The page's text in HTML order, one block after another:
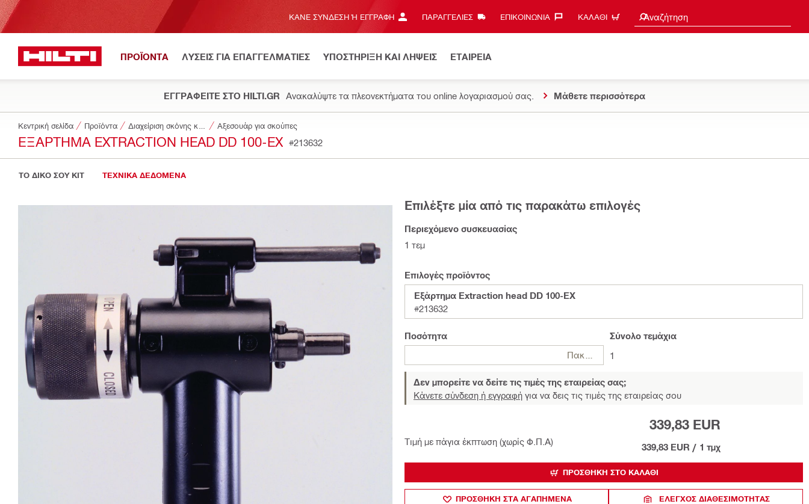
ΚΆΝΕ ΣΎΝΔΕΣΗ Ή ΕΓΓΡΑΦΉ ΠΑΡΑΓΓΕΛΙΕΣ ΕΠΙΚΟΙΝΩΝΊΑ‎ ΚΑΛΆΘΙ Αναζήτηση
Search suggestions
ΠΡΟΪΟΝΤΑ ΛΥΣΕΙΣ ΓΙΑ ΕΠΑΓΓΕΛΜΑΤΙΕΣ ΥΠΟΣΤΗΡΙΞΗ ΚΑΙ ΛΗΨΕΙΣ ΕΤΑΙΡΕΙΑ
ΕΓΓΡΑΦΕΙΤΕ ΣΤΟ HILTI.GR Ανακαλύψτε τα πλεονεκτήματα του online λογαριασμού σας. Μάθετε περισσότερα
Κεντρική σελίδα Προϊόντα Αξεσουάρ για σκούπες
ΕΞΆΡΤΗΜΑ EXTRACTION HEAD DD 100-EX #213632
ΤΟ ΔΙΚΟ ΣΟΥ KIT ΤΕΧΝΙΚΑ ΔΕΔΟΜΕΝΑ
Επιλέξτε μία από τις παρακάτω επιλογές
Περιεχόμενο συσκευασίας
1 τεμ
Επιλογές προϊόντος
Εξάρτημα Extraction head DD 100-EX
#213632
Ποσότητα
Σύνολο τεμάχια
1
Δεν μπορείτε να δείτε τις τιμές της εταιρείας σας;
Κάνετε σύνδεση ή εγγραφή για να δεις τις τιμές της εταιρείας σου
Τιμή με πάγια έκπτωση (χωρίς Φ.Π.Α)
339,83 EUR
339,83 EUR / 1 τμχ
ΠΡΟΣΘΉΚΗ ΣΤΟ ΚΑΛΆΘΙ
ΠΡΟΣΘΗΚΗ ΣΤΑ ΑΓΑΠΗΜΕΝΑ ΈΛΕΓΧΟΣ ΔΙΑΘΕΣΙΜΌΤΗΤΑΣ